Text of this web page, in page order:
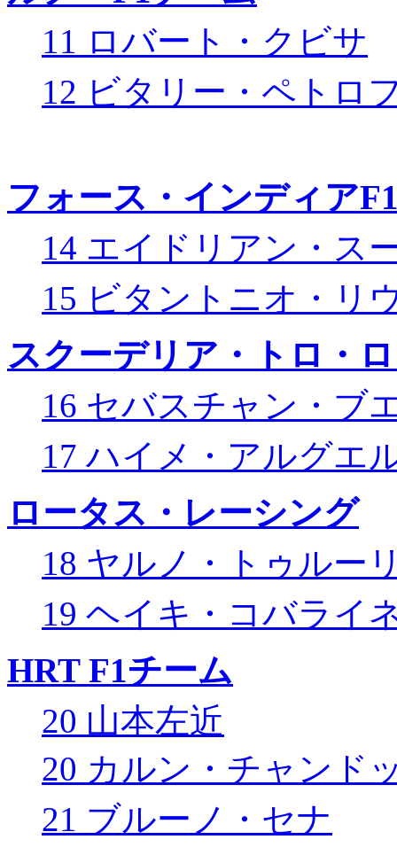
11 ロバート・クビサ
12 ビタリー・ペトロ
フォース・インディア
14 エイドリアン・ス
15 ビタントニオ・リ
スクーデリア・トロ・
16 セバスチャン・ブ
17 ハイメ・アルグエ
ロータス・レーシング
18 ヤルノ・トゥルー
19 ヘイキ・コバライ
HRT F1チーム
20 山本左近
20 カルン・チャンド
21 ブルーノ・セナ